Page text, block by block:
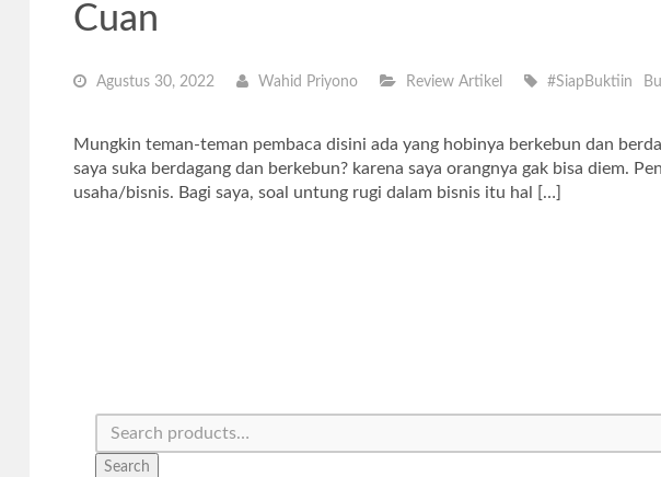
Cuan
Agustus 30, 2022 Wahid Priyono Review Artikel #SiapBuktiin
Mungkin teman-teman pembaca disini ada yang hobinya berkebun dan
saya suka berdagang dan berkebun? karena saya orangnya gak bisa diem.
usaha/bisnis. Bagi saya, soal untung rugi dalam bisnis itu hal […]
Search